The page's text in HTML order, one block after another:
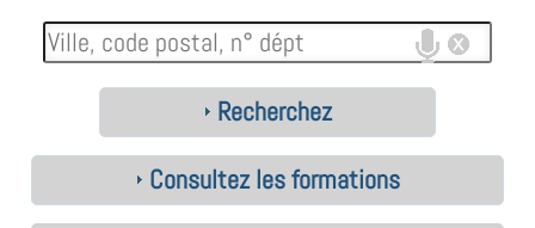
Recherchez
Consultez les formations